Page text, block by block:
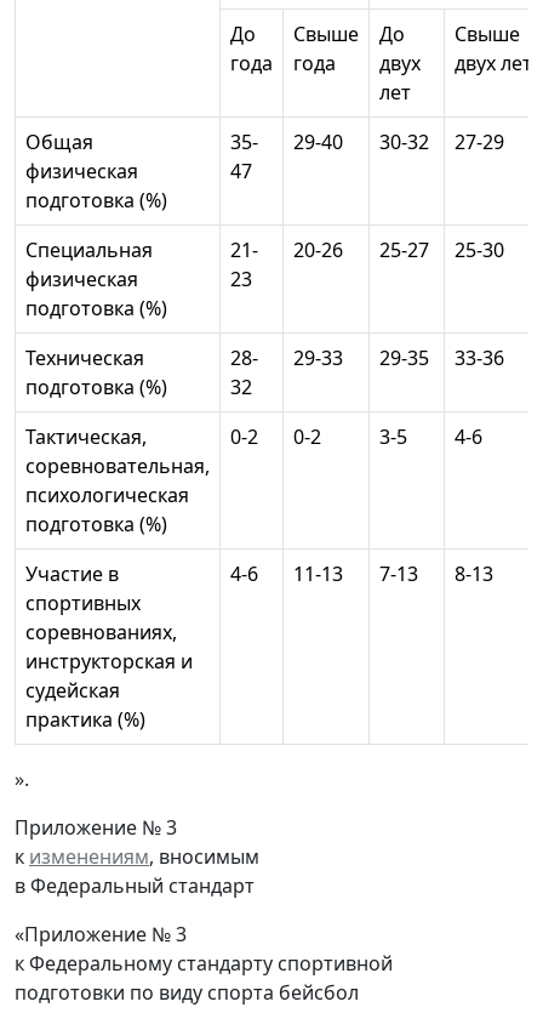
До
года
Свыше
года
До
двух
лет
Свыше
двух лет
Общая
физическая
подготовка (%)
35-
47
29-40 30-32 27-29
Специальная
физическая
подготовка (%)
21-
23
20-26 25-27 25-30
Техническая
подготовка (%)
28-
32
29-33 29-35 33-36
Тактическая,
соревновательная,
психологическая
подготовка (%)
0-2 0-2 3-5 4-6
Участие в
спортивных
соревнованиях,
инструкторская и
судейская
практика (%)
4-6 11-13 7-13 8-13
».
Приложение № 3
к изменениям, вносимым
в Федеральный стандарт
«Приложение № 3
к Федеральному стандарту спортивной
подготовки по виду спорта бейсбол